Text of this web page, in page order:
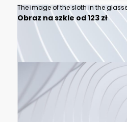
Obraz na szkle od 123 zł